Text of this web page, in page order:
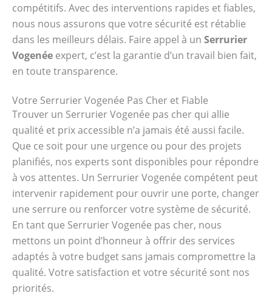
compétitifs. Avec des interventions rapides et fiables,
nous nous assurons que votre sécurité est rétablie
dans les meilleurs délais. Faire appel à un Serrurier
Vogenée expert, c’est la garantie d’un travail bien fait,
en toute transparence.
Votre Serrurier Vogenée Pas Cher et Fiable
Trouver un Serrurier Vogenée pas cher qui allie
qualité et prix accessible n’a jamais été aussi facile.
Que ce soit pour une urgence ou pour des projets
planifiés, nos experts sont disponibles pour répondre
à vos attentes. Un Serrurier Vogenée compétent peut
intervenir rapidement pour ouvrir une porte, changer
une serrure ou renforcer votre système de sécurité.
En tant que Serrurier Vogenée pas cher, nous
mettons un point d’honneur à offrir des services
adaptés à votre budget sans jamais compromettre la
qualité. Votre satisfaction et votre sécurité sont nos
priorités.